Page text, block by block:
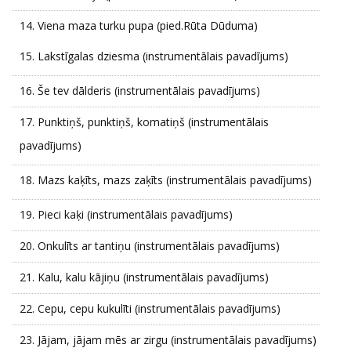
14. Viena maza turku pupa (pied.Rūta Dūduma)
15. Lakstīgalas dziesma (instrumentālais pavadījums)
16. Še tev dālderis (instrumentālais pavadījums)
17. Punktiņš, punktiņš, komatiņš (instrumentālais
pavadījums)
18. Mazs kaķīts, mazs zaķīts (instrumentālais pavadījums)
19. Pieci kaķi (instrumentālais pavadījums)
20. Onkulīts ar tantiņu (instrumentālais pavadījums)
21. Kalu, kalu kājiņu (instrumentālais pavadījums)
22. Cepu, cepu kukulīti (instrumentālais pavadījums)
23. Jājam, jājam mēs ar zirgu (instrumentālais pavadījums)